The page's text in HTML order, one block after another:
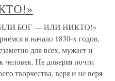
ИЛИ БОГ — ИЛИ НИКТО!»
в начало 1830-х годов,
для всех, мужает и
человек. Не доверяя почти
творчества, веря и не веря